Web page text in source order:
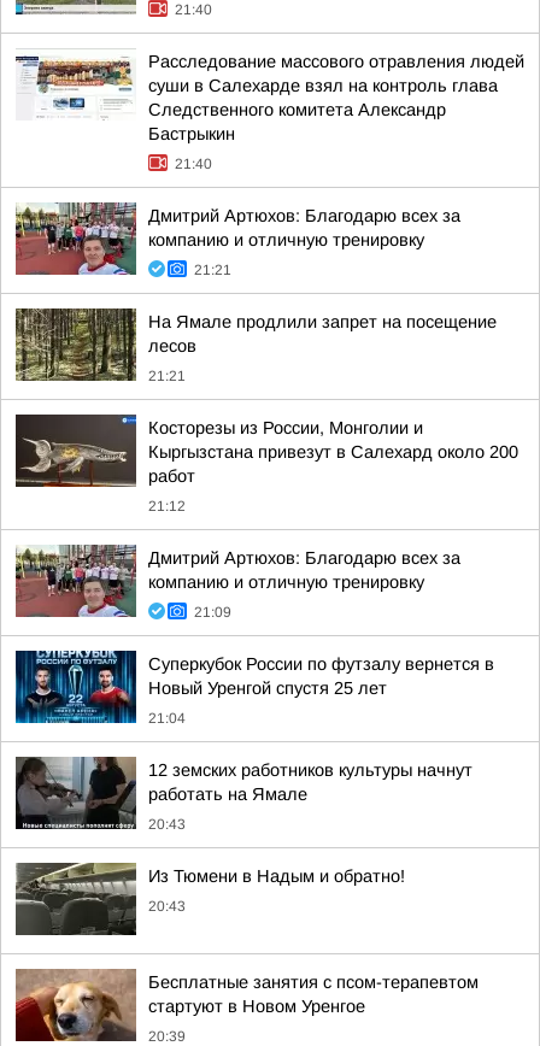
21:40
Расследование массового отравления людей
суши в Салехарде взял на контроль глава
Следственного комитета Александр
Бастрыкин
21:40
Дмитрий Артюхов: Благодарю всех за
компанию и отличную тренировку
21:21
На Ямале продлили запрет на посещение
лесов
21:21
Косторезы из России, Монголии и
Кыргызстана привезут в Салехард около 200
работ
21:12
Дмитрий Артюхов: Благодарю всех за
компанию и отличную тренировку
21:09
Суперкубок России по футзалу вернется в
Новый Уренгой спустя 25 лет
21:04
12 земских работников культуры начнут
работать на Ямале
20:43
Из Тюмени в Надым и обратно!
20:43
Бесплатные занятия с псом-терапевтом
стартуют в Новом Уренгое
20:39